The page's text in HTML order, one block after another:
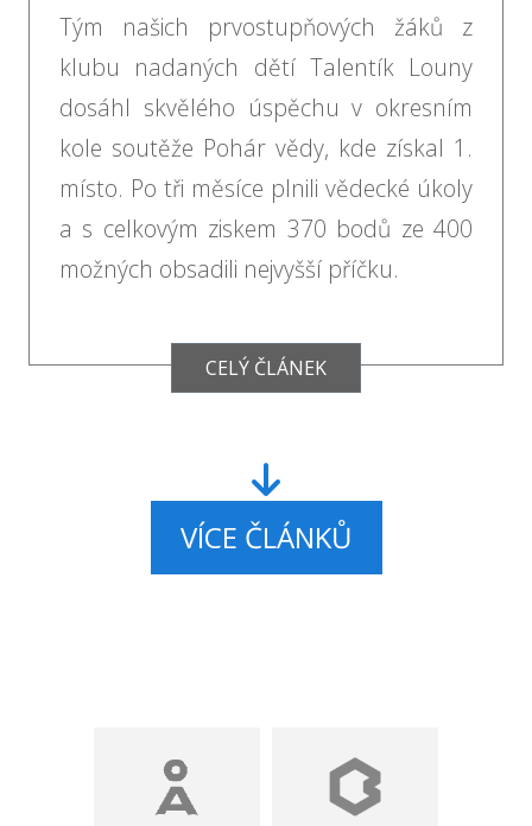
Tým našich prvostupňových žáků z
klubu nadaných dětí Talentík Louny
dosáhl skvělého úspěchu v okresním
kole soutěže Pohár vědy, kde získal 1.
místo. Po tři měsíce plnili vědecké úkoly
a s celkovým ziskem 370 bodů ze 400
možných obsadili nejvyšší příčku.
CELÝ ČLÁNEK
VÍCE ČLÁNKŮ